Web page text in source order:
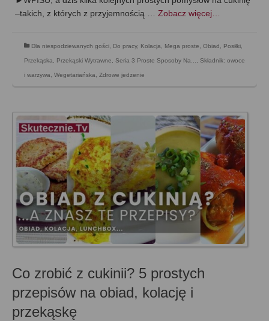
–takich, z których z przyjemnością … Zobacz więcej…
Dla niespodziewanych gości Do pracy, Kolacja Mega proste Obiad Posiłki
Przekąska Przekąski Wytrawne Seria 3 Proste Sposoby Na... Składnik: owoce
i warzywa Wegetariańska Zdrowe jedzenie
Co zrobić z cukinii? 5 prostych
przepisów na obiad, kolację i
przekąskę